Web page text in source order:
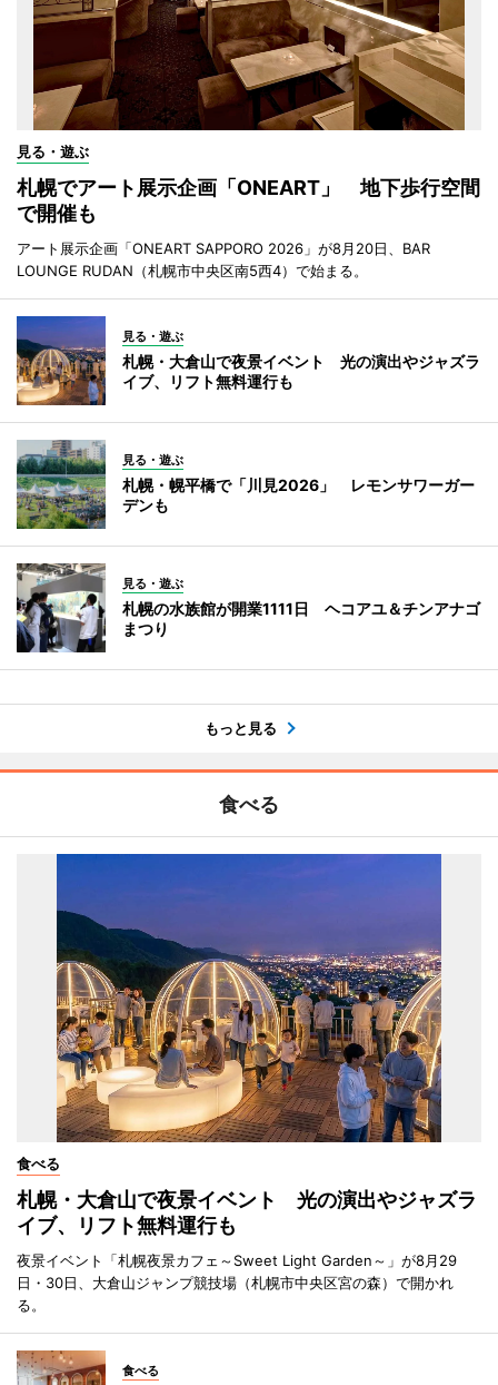
見る・遊ぶ
札幌でアート展示企画「ONEART」 地下歩行空間
で開催も
アート展示企画「ONEART SAPPORO 2026」が8月20日、BAR
LOUNGE RUDAN（札幌市中央区南5西4）で始まる。
見る・遊ぶ
札幌・大倉山で夜景イベント 光の演出やジャズラ
イブ、リフト無料運行も
見る・遊ぶ
札幌・幌平橋で「川見2026」 レモンサワーガー
デンも
見る・遊ぶ
札幌の水族館が開業1111日 ヘコアユ＆チンアナゴ
まつり
もっと見る
食べる
食べる
札幌・大倉山で夜景イベント 光の演出やジャズラ
イブ、リフト無料運行も
夜景イベント「札幌夜景カフェ～Sweet Light Garden～」が8月29
日・30日、大倉山ジャンプ競技場（札幌市中央区宮の森）で開かれ
る。
食べる